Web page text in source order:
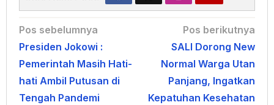
Navigasi
pos
Pos sebelumnya
Presiden Jokowi :
Pemerintah Masih Hati-
hati Ambil Putusan di
Tengah Pandemi
Pos berikutnya
SALI Dorong New
Normal Warga Utan
Panjang, Ingatkan
Kepatuhan Kesehatan